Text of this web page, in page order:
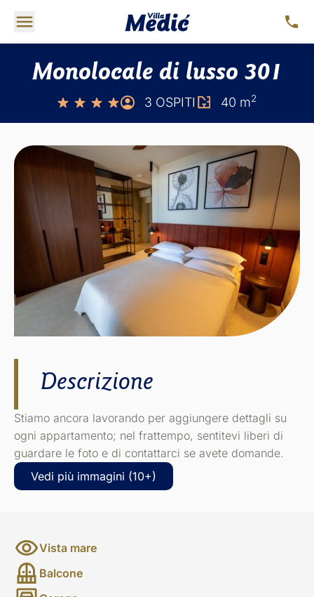
Monolocale di lusso 301
3 OSPITI 40 m2
Descrizione
Stiamo ancora lavorando per aggiungere dettagli su
ogni appartamento; nel frattempo, sentitevi liberi di
guardare le foto e di contattarci se avete domande.
Vedi più immagini (10+)
Vista mare
Balcone